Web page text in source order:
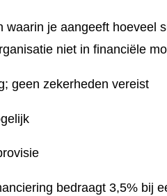
waarin je aangeeft hoeveel
niet in financiële
geen zekerheden vereist
bedraagt 3,5% bij